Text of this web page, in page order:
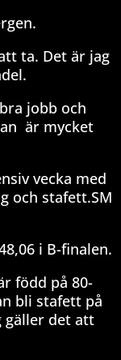
ta. Det är jag
jobb och
är mycket
vecka med
och stafett.SM
i B-finalen.
född på 80-
bli stafett på
gäller det att